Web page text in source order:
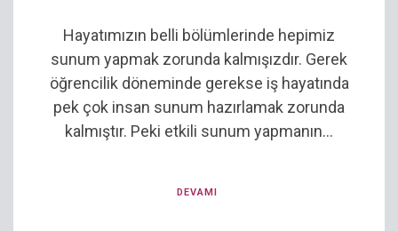
Hayatımızın belli bölümlerinde hepimiz
sunum yapmak zorunda kalmışızdır. Gerek
öğrencilik döneminde gerekse iş hayatında
pek çok insan sunum hazırlamak zorunda
kalmıştır. Peki etkili sunum yapmanın...
DEVAMI